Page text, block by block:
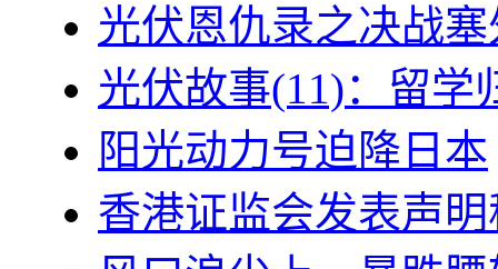
光伏恩仇录之决战
光伏故事(11)：留学
阳光动力号迫降日本
香港证监会发表声